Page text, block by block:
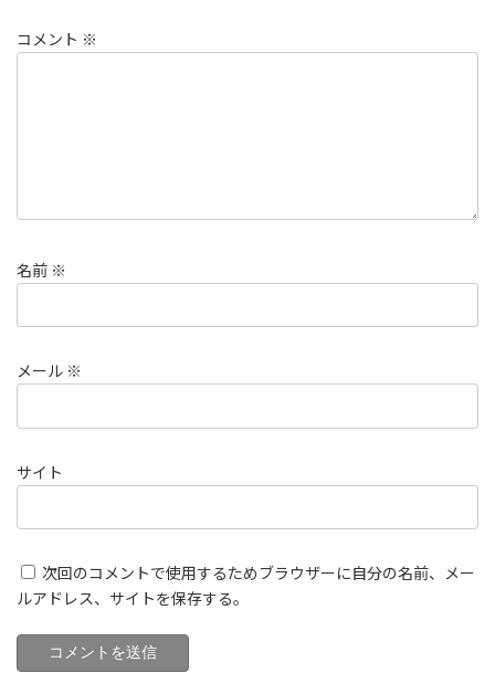
コメント ※
名前 ※
メール ※
サイト
次回のコメントで使用するためブラウザーに自分の名前、メー
ルアドレス、サイトを保存する。